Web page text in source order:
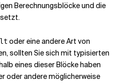
Berechnungsblöcke und die
oder eine andere Art von
sollten Sie sich mit typisierten
eines dieser Blöcke haben
oder andere möglicherweise